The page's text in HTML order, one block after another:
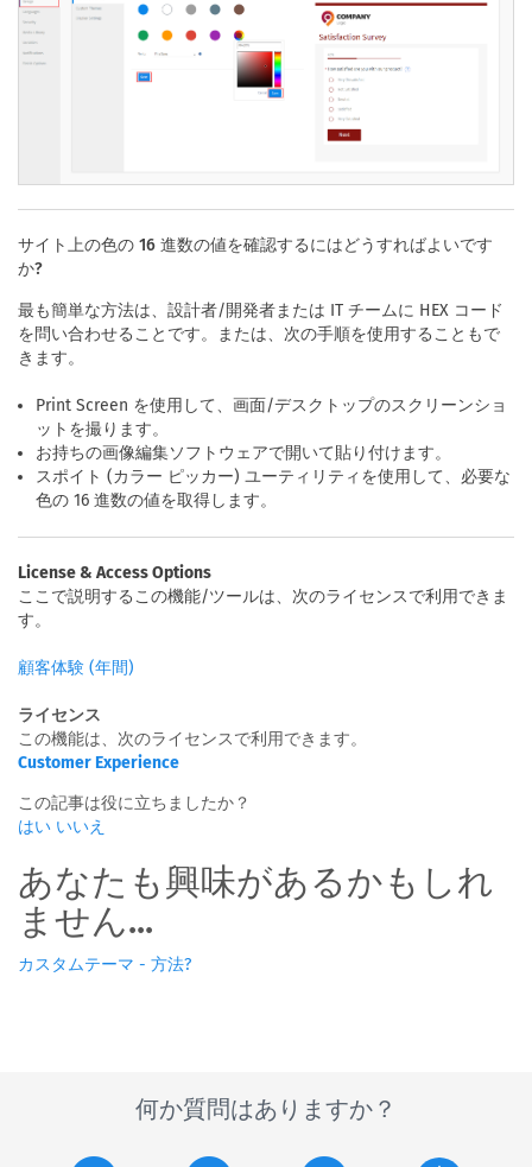
サイト上の色の 16 進数の値を確認するにはどうすればよいです
か?
最も簡単な方法は、設計者/開発者または IT チームに HEX コード
を問い合わせることです。または、次の手順を使用することもで
きます。
Print Screen を使用して、画面/デスクトップのスクリーンショ
ットを撮ります。
お持ちの画像編集ソフトウェアで開いて貼り付けます。
スポイト (カラー ピッカー) ユーティリティを使用して、必要な
色の 16 進数の値を取得します。
License & Access Options
ここで説明するこの機能/ツールは、次のライセンスで利用できま
す。
顧客体験 (年間)
ライセンス
この機能は、次のライセンスで利用できます。
Customer Experience
この記事は役に立ちましたか？
はい いいえ
あなたも興味があるかもしれ
ません...
カスタムテーマ - 方法?
何か質問はありますか？